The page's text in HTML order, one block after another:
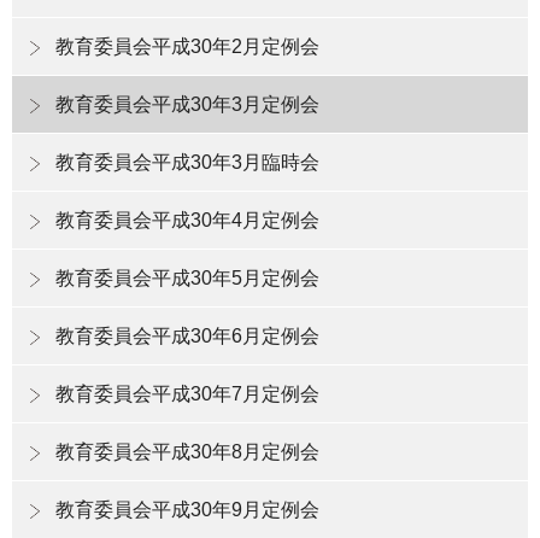
教育委員会平成30年2月定例会
教育委員会平成30年3月定例会
教育委員会平成30年3月臨時会
教育委員会平成30年4月定例会
教育委員会平成30年5月定例会
教育委員会平成30年6月定例会
教育委員会平成30年7月定例会
教育委員会平成30年8月定例会
教育委員会平成30年9月定例会